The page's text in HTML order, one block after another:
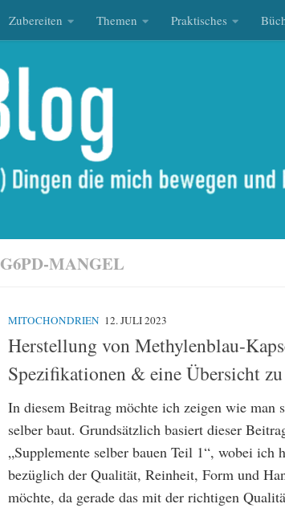
Zubereiten Themen Praktisches
G6PD-MANGEL
MITOCHONDRIEN 12. JULI 2023
Herstellung von Methylenblau-
Spezifikationen & eine Übersicht
In diesem Beitrag möchte ich zeigen wie
selber baut. Grundsätzlich basiert dieser
„Supplemente selber bauen Teil 1“, wobei ich
bezüglich der Qualität, Reinheit, Form und
möchte, da gerade das mit der richtigen